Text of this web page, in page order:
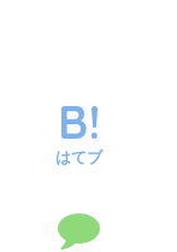
はてブ